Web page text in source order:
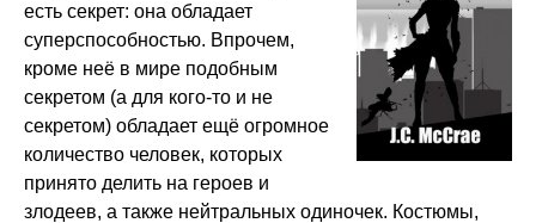
есть секрет: она обладает
суперспособностью. Впрочем,
кроме неё в мире подобным
секретом (а для кого-то и не
секретом) обладает ещё огромное
количество человек, которых
принято делить на героев и
злодеев, а также нейтральных одиночек. Костюмы,